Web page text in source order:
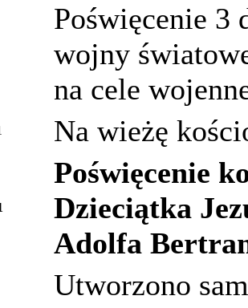
Poświęcenie 3
wojny
na cele
Na wieżę
Poświęcenie
Dzieciątka
Adolfa
Utworzono